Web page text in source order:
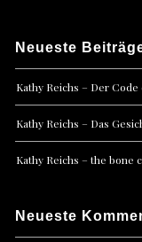
Neueste
Kathy Reichs – Der
Kathy Reichs – Das
Kathy Reichs – the bone
Neueste